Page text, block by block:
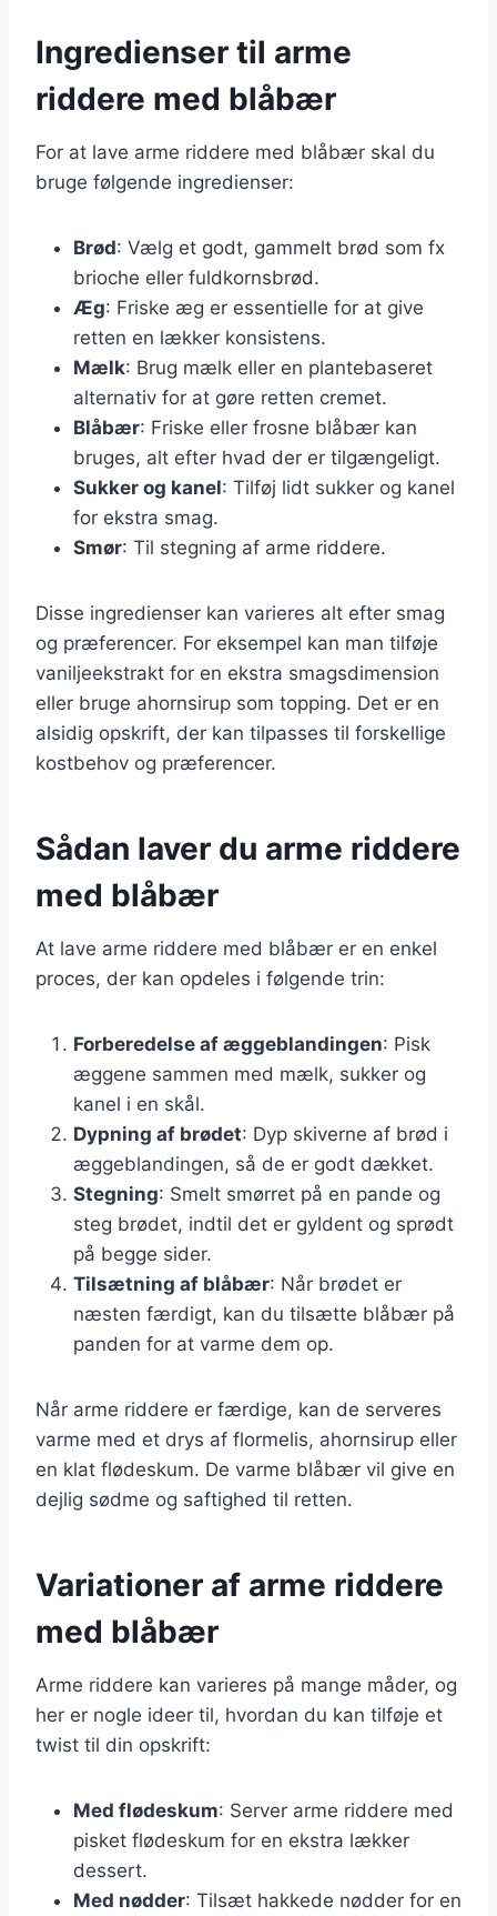
Ingredienser til arme
riddere med blåbær
For at lave arme riddere med blåbær skal du
bruge følgende ingredienser:
Brød: Vælg et godt, gammelt brød som fx
brioche eller fuldkornsbrød.
Æg: Friske æg er essentielle for at give
retten en lækker konsistens.
Mælk: Brug mælk eller en plantebaseret
alternativ for at gøre retten cremet.
Blåbær: Friske eller frosne blåbær kan
bruges, alt efter hvad der er tilgængeligt.
Sukker og kanel: Tilføj lidt sukker og kanel
for ekstra smag.
Smør: Til stegning af arme riddere.
Disse ingredienser kan varieres alt efter smag
og præferencer. For eksempel kan man tilføje
vaniljeekstrakt for en ekstra smagsdimension
eller bruge ahornsirup som topping. Det er en
alsidig opskrift, der kan tilpasses til forskellige
kostbehov og præferencer.
Sådan laver du arme riddere
med blåbær
At lave arme riddere med blåbær er en enkel
proces, der kan opdeles i følgende trin:
Forberedelse af æggeblandingen: Pisk
æggene sammen med mælk, sukker og
kanel i en skål.
Dypning af brødet: Dyp skiverne af brød i
æggeblandingen, så de er godt dækket.
Stegning: Smelt smørret på en pande og
steg brødet, indtil det er gyldent og sprødt
på begge sider.
Tilsætning af blåbær: Når brødet er
næsten færdigt, kan du tilsætte blåbær på
panden for at varme dem op.
Når arme riddere er færdige, kan de serveres
varme med et drys af flormelis, ahornsirup eller
en klat flødeskum. De varme blåbær vil give en
dejlig sødme og saftighed til retten.
Variationer af arme riddere
med blåbær
Arme riddere kan varieres på mange måder, og
her er nogle ideer til, hvordan du kan tilføje et
twist til din opskrift:
Med flødeskum: Server arme riddere med
pisket flødeskum for en ekstra lækker
dessert.
Med nødder: Tilsæt hakkede nødder for en